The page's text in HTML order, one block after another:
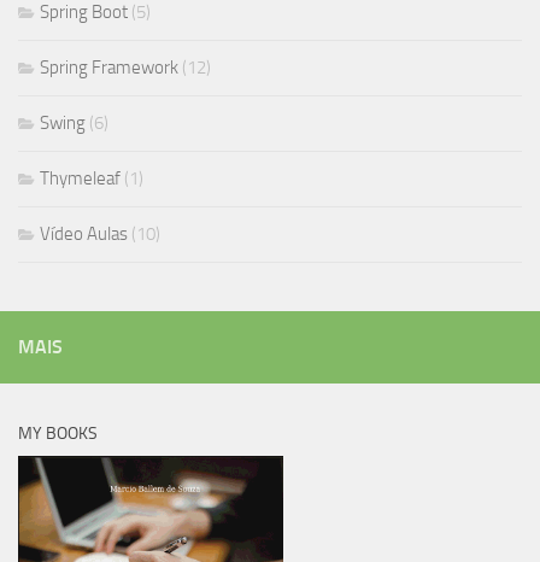
Spring Boot (5)
Spring Framework (12)
Swing (6)
Thymeleaf (1)
Vídeo Aulas (10)
MAIS
MY BOOKS